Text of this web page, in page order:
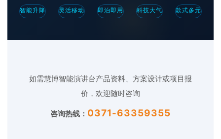
智能升降 灵活移动 即泊即用 科技大气 款式多元
如需慧博智能演讲台产品资料、方案设计或项目报
价，欢迎随时咨询
咨询热线： 0371-63359355